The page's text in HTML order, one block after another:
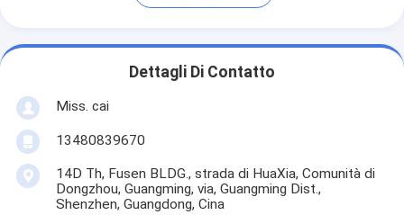
Dettagli Di Contatto
Miss. cai
13480839670
14D Th, Fusen BLDG., strada di HuaXia, Comunità di
Dongzhou, Guangming, via, Guangming Dist.,
Shenzhen, Guangdong, Cina